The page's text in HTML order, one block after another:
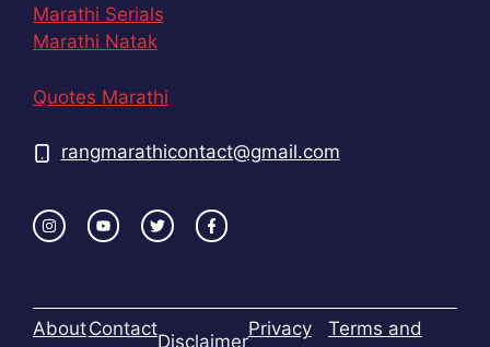
Marathi Serials
Marathi Natak
Quotes Marathi
rangmarathicontact@gmail.com
AboutContact
Disclaimer
Privacy
Terms and